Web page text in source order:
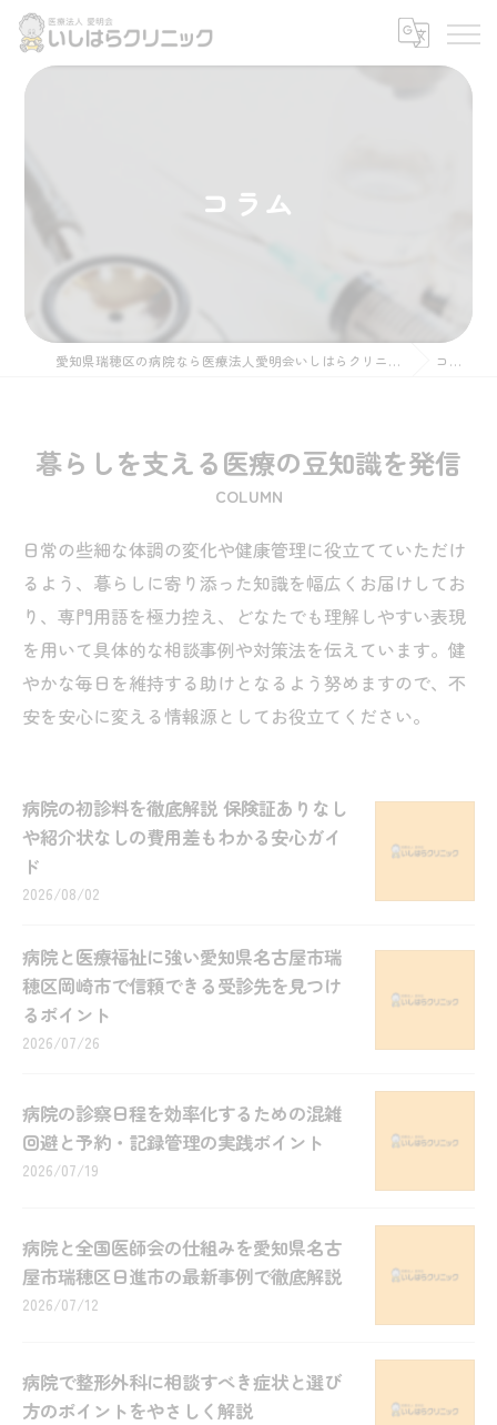
コラム
愛知県瑞穂区の病院なら医療法人愛明会いしはらクリニック コラム
暮らしを支える医療の豆知識を発信
COLUMN
日常の些細な体調の変化や健康管理に役立てていただけ
るよう、暮らしに寄り添った知識を幅広くお届けしてお
り、専門用語を極力控え、どなたでも理解しやすい表現
を用いて具体的な相談事例や対策法を伝えています。健
やかな毎日を維持する助けとなるよう努めますので、不
安を安心に変える情報源としてお役立てください。
病院の初診料を徹底解説 保険証ありなし
や紹介状なしの費用差もわかる安心ガイ
ド
2026/08/02
病院と医療福祉に強い愛知県名古屋市瑞
穂区岡崎市で信頼できる受診先を見つけ
るポイント
2026/07/26
病院の診察日程を効率化するための混雑
回避と予約・記録管理の実践ポイント
2026/07/19
病院と全国医師会の仕組みを愛知県名古
屋市瑞穂区日進市の最新事例で徹底解説
2026/07/12
病院で整形外科に相談すべき症状と選び
方のポイントをやさしく解説